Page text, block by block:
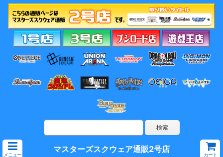
メニュー
マスターズスクウェア通販2号店
カート